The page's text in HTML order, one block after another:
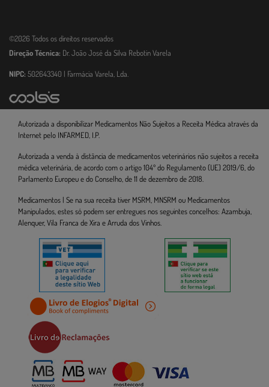
©2026 Todos os direitos reservados
Direção Técnica: Dr. João José da Silva Rebotin Varela
NIPC: 502643340 | Farmácia Varela, Lda.
Autorizada a disponibilizar Medicamentos Não Sujeitos a Receita Médica através da
Internet pelo INFARMED, I.P.
Autorizada a venda à distância de medicamentos veterinários não sujeitos a receita
médica veterinária, de acordo com o artigo 104º do Regulamento (UE) 2019/6, do
Parlamento Europeu e do Conselho, de 11 de dezembro de 2018.
Medicamentos | Se na sua receita tiver MSRM, MNSRM ou Medicamentos
Manipulados, estes só podem ser entregues nos seguintes concelhos: Azambuja,
Alenquer, Vila Franca de Xira e Arruda dos Vinhos.